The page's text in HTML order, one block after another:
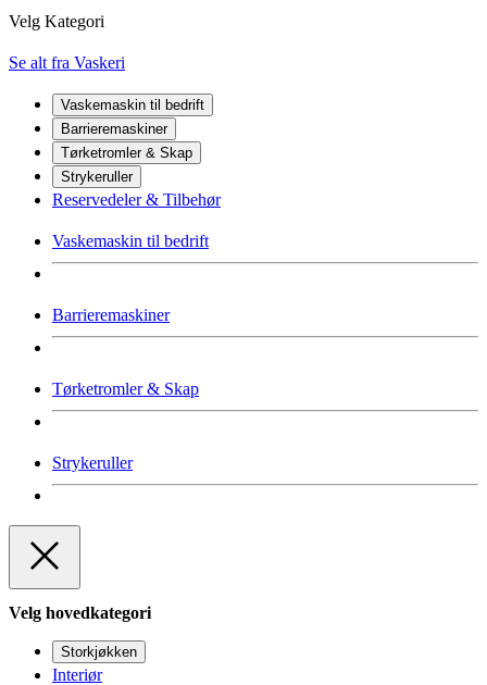
Velg Kategori
Se alt fra Vaskeri
Vaskemaskin til bedrift
Barrieremaskiner
Tørketromler & Skap
Strykeruller
Reservedeler & Tilbehør
Vaskemaskin til bedrift
Barrieremaskiner
Tørketromler & Skap
Strykeruller
Velg hovedkategori
Storkjøkken
Interiør